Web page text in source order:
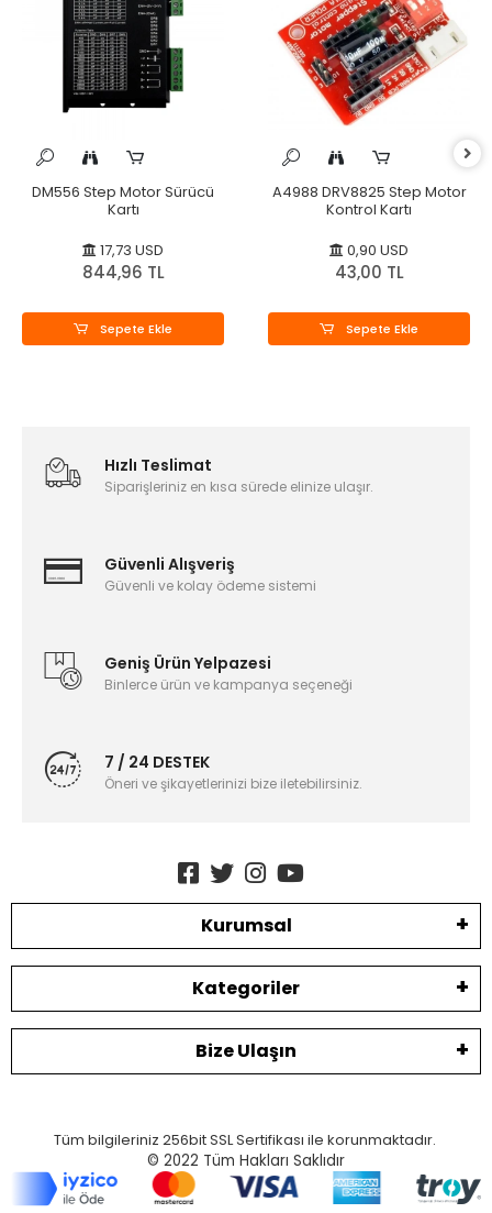
DM556 Step Motor Sürücü
Kartı
17,73 USD
844,96 TL
Sepete Ekle
A4988 DRV8825 Step Motor
Kontrol Kartı
0,90 USD
43,00 TL
Sepete Ekle
Hızlı Teslimat
Siparişleriniz en kısa sürede elinize ulaşır.
Güvenli Alışveriş
Güvenli ve kolay ödeme sistemi
Geniş Ürün Yelpazesi
Binlerce ürün ve kampanya seçeneği
7 / 24 DESTEK
Öneri ve şikayetlerinizi bize iletebilirsiniz.
Kurumsal
Kategoriler
Bize Ulaşın
Tüm bilgileriniz 256bit SSL Sertifikası ile korunmaktadır.
© 2022 Tüm Hakları Saklıdır